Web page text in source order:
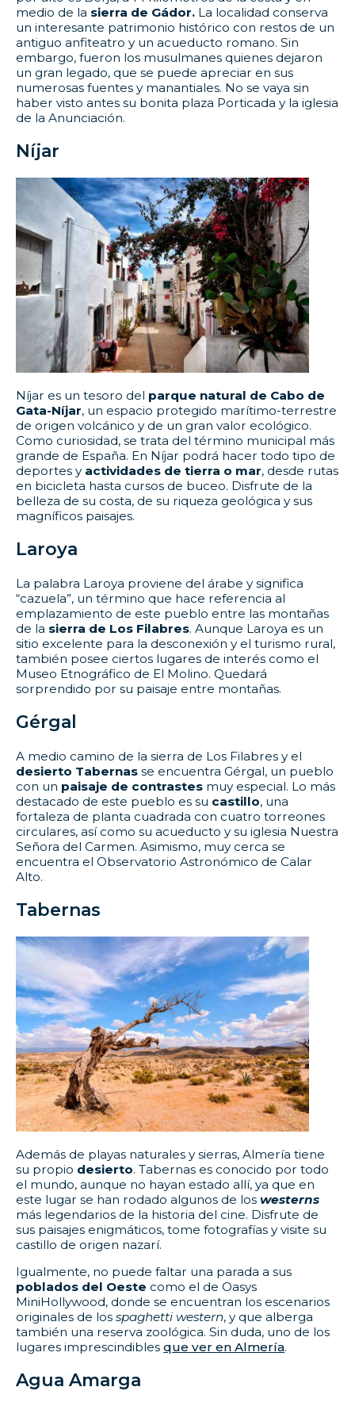
medio de la sierra de Gádor. La localidad conserva
un interesante patrimonio histórico con restos de un
antiguo anfiteatro y un acueducto romano. Sin
embargo, fueron los musulmanes quienes dejaron
un gran legado, que se puede apreciar en sus
numerosas fuentes y manantiales. No se vaya sin
haber visto antes su bonita plaza Porticada y la iglesia
de la Anunciación.
Níjar
Níjar es un tesoro del parque natural de Cabo de
Gata-Níjar, un espacio protegido marítimo-terrestre
de origen volcánico y de un gran valor ecológico.
Como curiosidad, se trata del término municipal más
grande de España. En Níjar podrá hacer todo tipo de
deportes y actividades de tierra o mar, desde rutas
en bicicleta hasta cursos de buceo. Disfrute de la
belleza de su costa, de su riqueza geológica y sus
magníficos paisajes.
Laroya
La palabra Laroya proviene del árabe y significa
“cazuela”, un término que hace referencia al
emplazamiento de este pueblo entre las montañas
de la sierra de Los Filabres. Aunque Laroya es un
sitio excelente para la desconexión y el turismo rural,
también posee ciertos lugares de interés como el
Museo Etnográfico de El Molino. Quedará
sorprendido por su paisaje entre montañas.
Gérgal
A medio camino de la sierra de Los Filabres y el
desierto Tabernasse encuentra Gérgal, un pueblo
con un paisaje de contrastes muy especial. Lo más
destacado de este pueblo es su castillo, una
fortaleza de planta cuadrada con cuatro torreones
circulares, así como su acueducto y su iglesia Nuestra
Señora del Carmen. Asimismo, muy cerca se
encuentra el Observatorio Astronómico de Calar
Alto.
Tabernas
Además de playas naturales y sierras, Almería tiene
su propio desierto. Tabernas es conocido por todo
el mundo, aunque no hayan estado allí, ya que en
este lugar se han rodado algunos de loswesterns
más legendarios de la historia del cine. Disfrute de
sus paisajes enigmáticos, tome fotografías y visite su
castillo de origen nazarí.
Igualmente, no puede faltar una parada a sus
poblados del Oeste como el de Oasys
MiniHollywood, donde se encuentran los escenarios
originales de losspaghetti western, y que alberga
también una reserva zoológica. Sin duda, uno de los
lugares imprescindiblesque ver en Almería.
Agua Amarga